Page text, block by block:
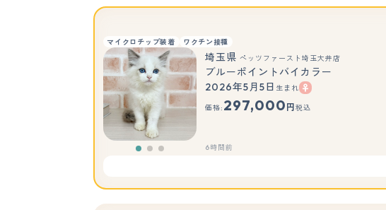
マイクロチップ装着 ワクチン接種
もっと見る
埼玉県 ペッツファースト埼玉大井店
ブルーポイントバイカラー
2026年5月5日 生まれ
価格: 297,000 円 税込
6時間前